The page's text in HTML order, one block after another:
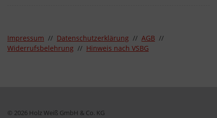
Impressum // Datenschutzerklärung // AGB //
Widerrufsbelehrung // Hinweis nach VSBG
© 2026 Holz Weiß GmbH & Co. KG